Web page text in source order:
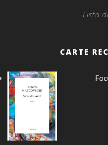
Lista
CARTE